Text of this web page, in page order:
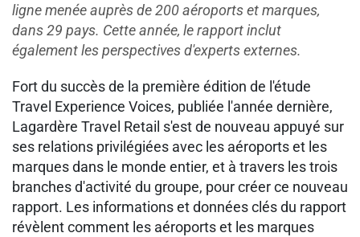
ligne menée auprès de 200 aéroports et marques,
dans 29 pays. Cette année, le rapport inclut
également les perspectives d'experts externes.
Fort du succès de la première édition de l'étude
Travel Experience Voices, publiée l'année dernière,
Lagardère Travel Retail s'est de nouveau appuyé sur
ses relations privilégiées avec les aéroports et les
marques dans le monde entier, et à travers les trois
branches d'activité du groupe, pour créer ce nouveau
rapport. Les informations et données clés du rapport
révèlent comment les aéroports et les marques